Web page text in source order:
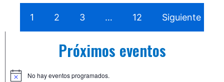
1 2 3 … 12 Siguiente
Próximos eventos
No hay eventos programados.